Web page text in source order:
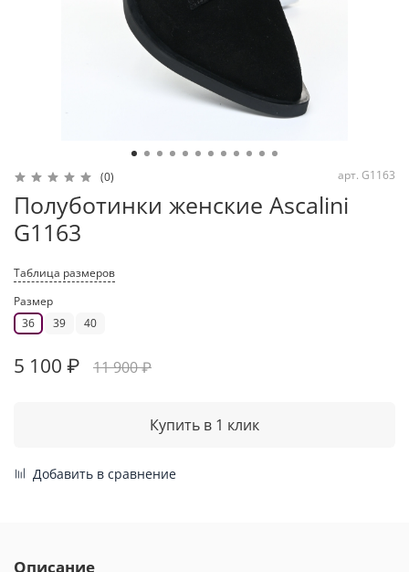
(0) арт. G1163
Полуботинки женские Ascalini
G1163
Таблица размеров
Размер
36
39 40
5 100 ₽ 11 900 ₽
Купить в 1 клик
Добавить в сравнение
Описание